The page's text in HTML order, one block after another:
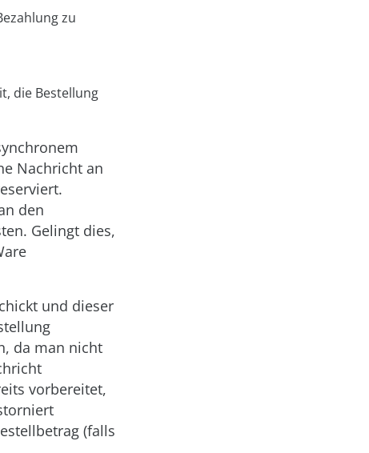
zu
die Bestellung
Nachricht an
den
Gelingt dies,
und dieser
da man nicht
vorbereitet,
(falls